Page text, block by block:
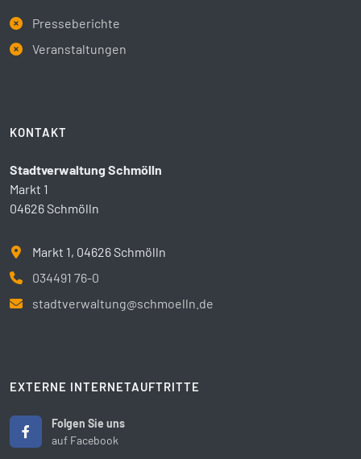
Presseberichte
Veranstaltungen
KONTAKT
Stadtverwaltung Schmölln
Markt 1
04626 Schmölln
Markt 1, 04626 Schmölln
034491 76-0
stadtverwaltung@schmoelln.de
EXTERNE INTERNETAUFTRITTE
Folgen Sie uns
auf Facebook